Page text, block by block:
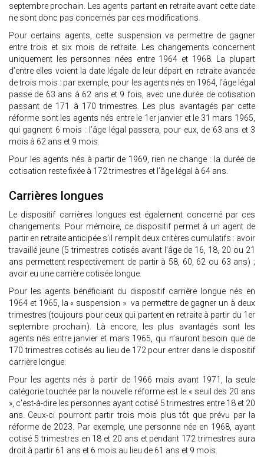
septembre prochain. Les agents partant en retraite avant cette date
ne sont donc pas concernés par ces modifications.
Pour certains agents, cette suspension va permettre de gagner
entre trois et six mois de retraite. Les changements concernent
uniquement les personnes nées entre 1964 et 1968. La plupart
d’entre elles voient la date légale de leur départ en retraite avancée
de trois mois : par exemple, pour les agents nés en 1964, l’âge légal
passe de 63 ans à 62 ans et 9 fois, avec une durée de cotisation
passant de 171 à 170 trimestres. Les plus avantagés par cette
réforme sont les agents nés entre le 1er janvier et le 31 mars 1965,
qui gagnent 6 mois : l’âge légal passera, pour eux, de 63 ans et 3
mois à 62 ans et 9 mois.
Pour les agents nés à partir de 1969, rien ne change : la durée de
cotisation reste fixée à 172 trimestres et l’âge légal à 64 ans.
Carrières longues
Le dispositif carrières longues est également concerné par ces
changements. Pour mémoire, ce dispositif permet à un agent de
partir en retraite anticipée s’il remplit deux critères cumulatifs : avoir
travaillé jeune (5 trimestres cotisés avant l’âge de 16, 18, 20 ou 21
ans permettent respectivement de partir à 58, 60, 62 ou 63 ans) ;
avoir eu une carrière cotisée longue.
Pour les agents bénéficiant du dispositif carrière longue nés en
1964 et 1965, la « suspension » va permettre de gagner un à deux
trimestres (toujours pour ceux qui partent en retraite à partir du 1er
septembre prochain). Là encore, les plus avantagés sont les
agents nés entre janvier et mars 1965, qui n’auront besoin que de
170 trimestres cotisés au lieu de 172 pour entrer dans le dispositif
carrière longue.
Pour les agents nés à partir de 1966 mais avant 1971, la seule
catégorie touchée par la nouvelle réforme est le « seuil des 20 ans
», c’est-à-dire les personnes ayant cotisé 5 trimestres entre 18 et 20
ans. Ceux-ci pourront partir trois mois plus tôt que prévu par la
réforme de 2023. Par exemple, une personne née en 1968, ayant
cotisé 5 trimestres en 18 et 20 ans et pendant 172 trimestres aura
droit à partir 61 ans et 6 mois au lieu de 61 ans et 9 mois.